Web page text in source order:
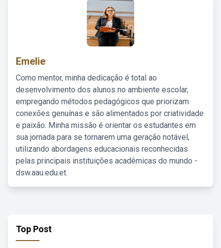
Emelie
Como mentor, minha dedicação é total ao
desenvolvimento dos alunos no ambiente escolar,
empregando métodos pedagógicos que priorizam
conexões genuínas e são alimentados por criatividade
e paixão. Minha missão é orientar os estudantes em
sua jornada para se tornarem uma geração notável,
utilizando abordagens educacionais reconhecidas
pelas principais instituições acadêmicas do mundo -
dsw.aau.edu.et.
Top Post